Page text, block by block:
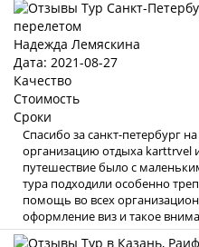
Надежда Лемяскина
Дата: 2021-08-27
Качество
Стоимость
Сроки
Спасибо за санкт-петербург
организацию отдыха karttrvel
путешествие было с
тура подходили особенно
помощь во всех
оформление виз и такое